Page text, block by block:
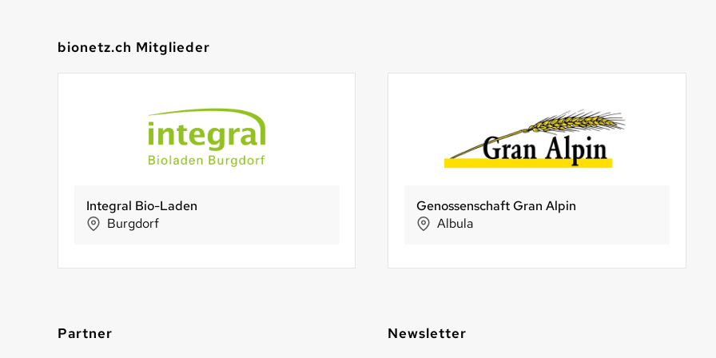
bionetz.ch Mitglieder
Oekoladen Thun GmbH
Thun
wielandleben.ch
Röthenbach
LUNA
Genossenschaft Gran Alpin
Albula
REFORM VETSCH
Buchs
Biofarm Genossenschaft
Sun Snack AG
Partner Newsletter